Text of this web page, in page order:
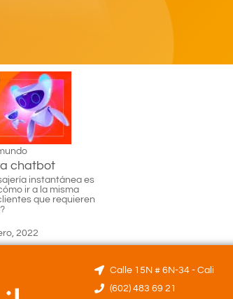
chatbot
instantánea es
ir a la misma
que requieren
2022
Calle 15N # 6N-34 - Cali
(602) 483 69 21